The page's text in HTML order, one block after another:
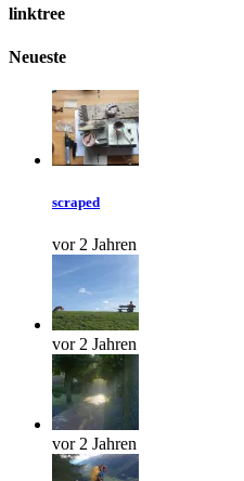
linktree
Neueste
scraped
vor 2 Jahren
vor 2 Jahren
vor 2 Jahren